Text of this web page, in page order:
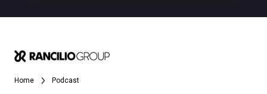
Home Podcast